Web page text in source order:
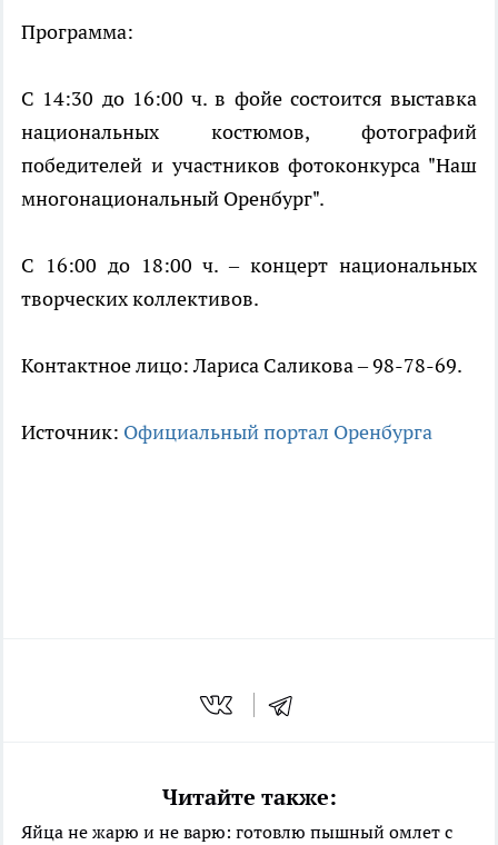
Программа:
С 14:30 до 16:00 ч. в фойе состоится выставка
национальных костюмов, фотографий
победителей и участников фотоконкурса "Наш
многонациональный Оренбург".
С 16:00 до 18:00 ч. – концерт национальных
творческих коллективов.
Контактное лицо: Лариса Саликова – 98-78-69.
Источник: Официальный портал Оренбурга
Читайте также:
Яйца не жарю и не варю: готовлю пышный омлет с